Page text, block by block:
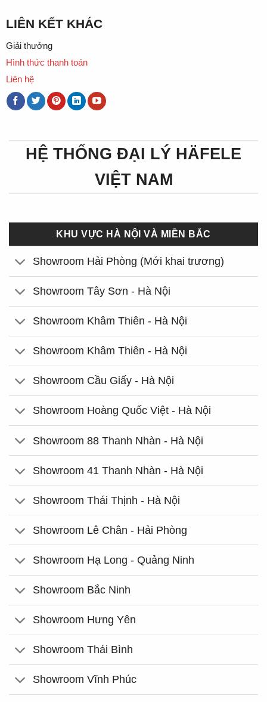
LIÊN KẾT KHÁC
Giải thưởng
Hình thức thanh toán
Liên hệ
HỆ THỐNG ĐẠI LÝ HÄFELE
VIỆT NAM
KHU VỰC HÀ NỘI VÀ MIỀN BẮC
Showroom Hải Phòng (Mới khai trương)
Showroom Tây Sơn - Hà Nội
Showroom Khâm Thiên - Hà Nội
Showroom Khâm Thiên - Hà Nội
Showroom Cầu Giấy - Hà Nội
Showroom Hoàng Quốc Việt - Hà Nội
Showroom 88 Thanh Nhàn - Hà Nội
Showroom 41 Thanh Nhàn - Hà Nội
Showroom Thái Thịnh - Hà Nội
Showroom Lê Chân - Hải Phòng
Showroom Hạ Long - Quảng Ninh
Showroom Bắc Ninh
Showroom Hưng Yên
Showroom Thái Bình
Showroom Vĩnh Phúc